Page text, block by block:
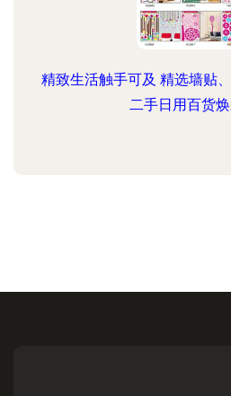
精致生活触手可及 精选墙贴
二手日用百货